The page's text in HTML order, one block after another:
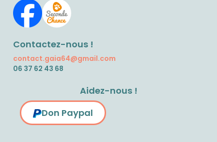
Contactez-nous !
contact.gaia64@gmail.com
06 37 62 43 68
Aidez-nous !
Don Paypal